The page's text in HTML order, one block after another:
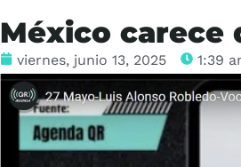
México carece
viernes, junio 13, 2025 1:39